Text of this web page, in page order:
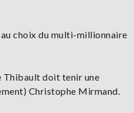
choix du multi-millionnaire
Thibault doit tenir une
Christophe Mirmand.